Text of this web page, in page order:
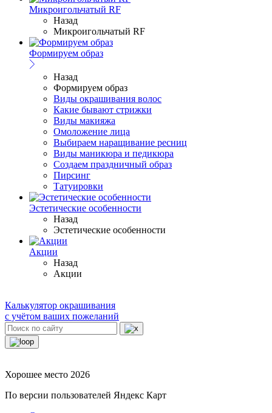
Микроигольчатый RF
Назад
Микроигольчатый RF
Формируем образ
Назад
Формируем образ
Виды окрашивания волос
Какие бывают стрижки
Виды макияжа
Омоложение лица
Выбираем наращивание ресниц
Виды маникюра и педикюра
Создаем праздничный образ
Пирсинг
Татуировки
Эстетические особенности
Назад
Эстетические особенности
Акции
Назад
Акции
Калькулятор окрашивания
с учётом ваших пожеланий
Хорошее место 2026
По версии пользователей Яндекс Карт